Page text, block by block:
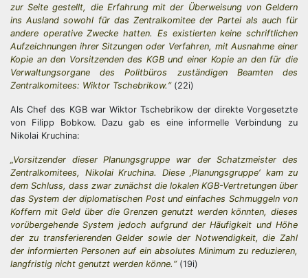
zur Seite gestellt, die Erfahrung mit der Überweisung von Geldern
ins Ausland sowohl für das Zentralkomitee der Partei als auch für
andere operative Zwecke hatten. Es existierten keine schriftlichen
Aufzeichnungen ihrer Sitzungen oder Verfahren, mit Ausnahme einer
Kopie an den Vorsitzenden des KGB und einer Kopie an den für die
Verwaltungsorgane des Politbüros zuständigen Beamten des
Zentralkomitees: Wiktor Tschebrikow.“(22i)
Als Chef des KGB war Wiktor Tschebrikow der direkte Vorgesetzte
von Filipp Bobkow. Dazu gab es eine informelle Verbindung zu
Nikolai Kruchina:
„Vorsitzender dieser Planungsgruppe war der Schatzmeister des
Zentralkomitees, Nikolai Kruchina. Diese ‚Planungsgruppe‘ kam zu
dem Schluss, dass zwar zunächst die lokalen KGB-Vertretungen über
das System der diplomatischen Post und einfaches Schmuggeln von
Koffern mit Geld über die Grenzen genutzt werden könnten, dieses
vorübergehende System jedoch aufgrund der Häufigkeit und Höhe
der zu transferierenden Gelder sowie der Notwendigkeit, die Zahl
der informierten Personen auf ein absolutes Minimum zu reduzieren,
langfristig nicht genutzt werden könne.“(19i)